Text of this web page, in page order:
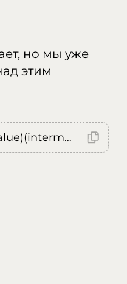
но мы уже
этим
Error: (intermediate value)(intermediate value)(intermediate value).replaceAll is not a function